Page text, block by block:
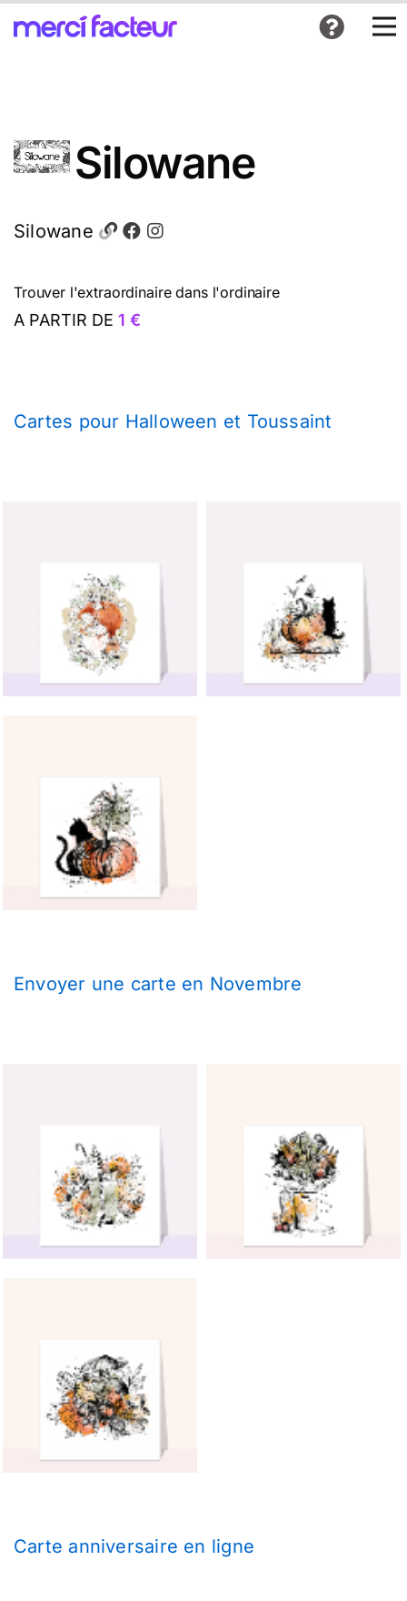
Silowane
Silowane
Trouver l'extraordinaire dans l'ordinaire
A PARTIR DE 1 €
Cartes pour Halloween et Toussaint
Envoyer une carte en Novembre
Carte anniversaire en ligne